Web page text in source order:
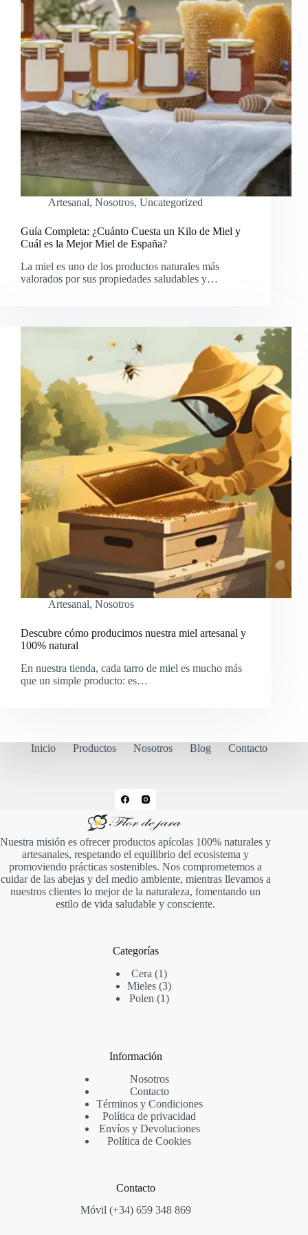
Artesanal, Nosotros, Uncategorized
Guía Completa: ¿Cuánto Cuesta un Kilo de Miel y
Cuál es la Mejor Miel de España?
La miel es uno de los productos naturales más
valorados por sus propiedades saludables y…
Artesanal, Nosotros
Descubre cómo producimos nuestra miel artesanal y
100% natural
En nuestra tienda, cada tarro de miel es mucho más
que un simple producto: es…
Inicio Productos Nosotros Blog Contacto
Nuestra misión es ofrecer productos apícolas 100% naturales y
artesanales, respetando el equilibrio del ecosistema y
promoviendo prácticas sostenibles. Nos comprometemos a
cuidar de las abejas y del medio ambiente, mientras llevamos a
nuestros clientes lo mejor de la naturaleza, fomentando un
estilo de vida saludable y consciente.
Categorías
Cera
11
producto
Mieles 33
productos
Polen 11
Información
Nosotros
Contacto
Términos y Condiciones
Política de privacidad
Envíos y Devoluciones
Política de Cookies
Contacto
Móvil (+34) 659 348 869